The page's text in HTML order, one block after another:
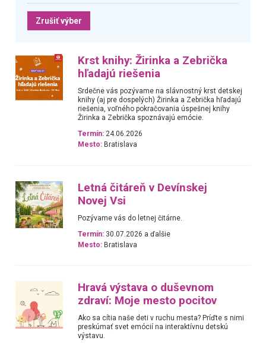
Zrušiť výber
Krst knihy: Žirinka a Zebrička
hľadajú riešenia
Srdečne vás pozývame na slávnostný krst detskej
knihy (aj pre dospelých) Žirinka a Zebrička hľadajú
riešenia, voľného pokračovania úspešnej knihy
Žirinka a Zebrička spoznávajú emócie.
Termín: 24.06.2026
Mesto: Bratislava
Letná čitáreň v Devínskej
Novej Vsi
Pozývame vás do letnej čitárne.
Termín: 30.07.2026 a ďalšie
Mesto: Bratislava
Hravá výstava o duševnom
zdraví: Moje mesto pocitov
Ako sa cítia naše deti v ruchu mesta? Príďte s nimi
preskúmať svet emócií na interaktívnu detskú
výstavu.